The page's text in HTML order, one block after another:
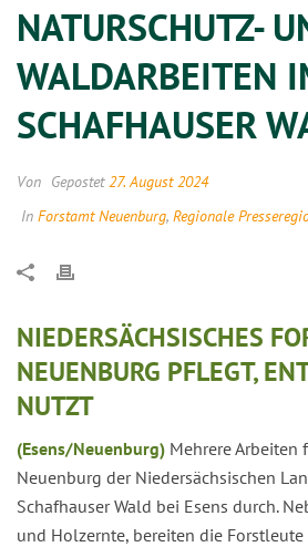
NATURSCHUTZ-
WALDARBEITEN
SCHAFHAUSER
Von Gepostet27. August 2024
In Forstamt Neuenburg, Regionale
NIEDERSÄCHSISCHES
NEUENBURG PFLEGT,
NUTZT
(Esens/Neuenburg) Mehrere Arbeiten
Neuenburg der Niedersächsischen
Schafhauser Wald bei Esens durch.
und Holzernte, bereiten die